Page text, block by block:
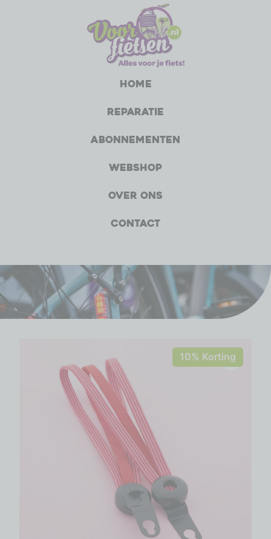
Home
Reparatie
Abonnementen
Webshop
Over ons
Contact
10% Korting